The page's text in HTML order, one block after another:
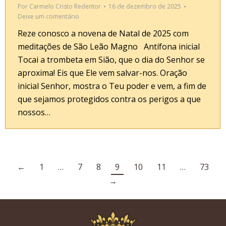
Por Carmelo Cristo Redentor
16 de dezembro de 2025
Deixe um comentário
Reze conosco a novena de Natal de 2025 com
meditações de São Leão Magno Antífona inicial
Tocai a trombeta em Sião, que o dia do Senhor se
aproxima! Eis que Ele vem salvar-nos. Oração
inicial Senhor, mostra o Teu poder e vem, a fim de
que sejamos protegidos contra os perigos a que
nossos…
← 1 … 7 8 9 10 11 …
73
→